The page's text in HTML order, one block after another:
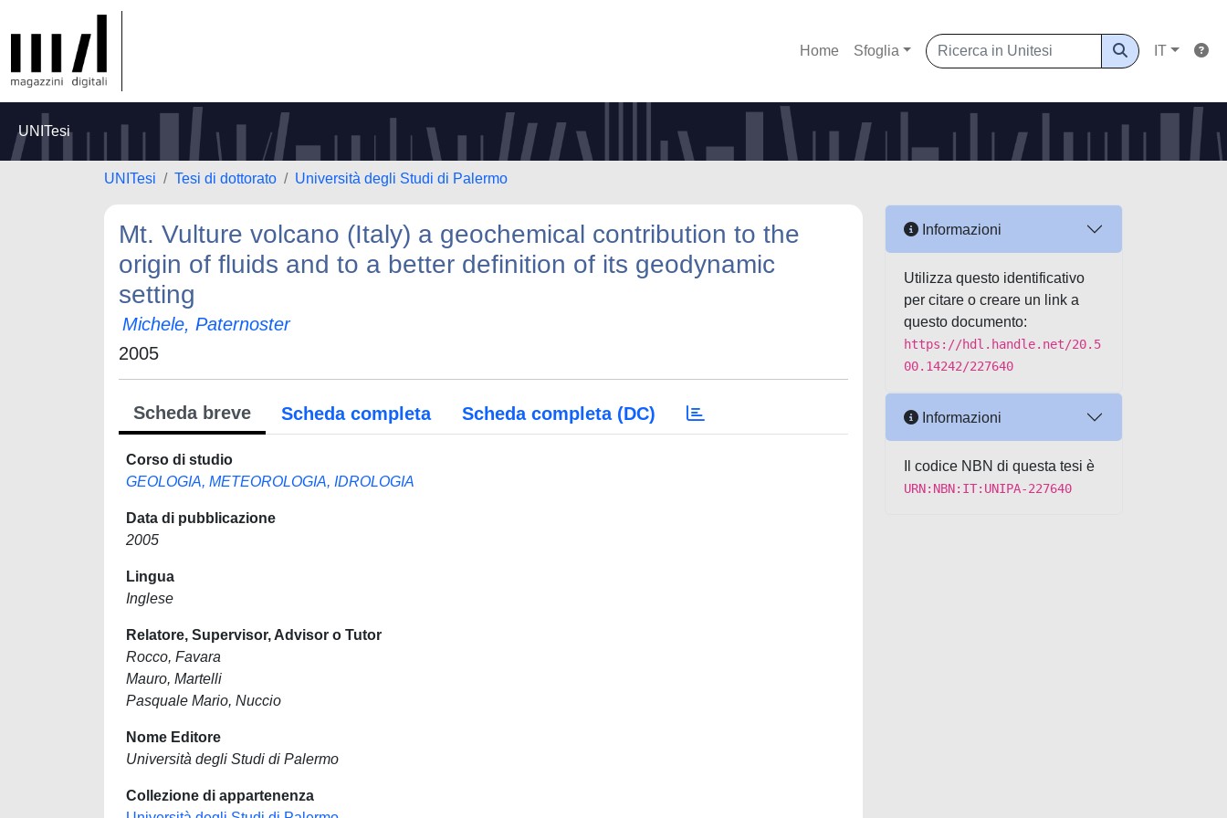
Home Sfoglia IT
UNITesi
UNITesi Tesi di dottorato Università degli Studi di Palermo
Mt. Vulture volcano (Italy) a geochemical contribution to the
origin of fluids and to a better definition of its geodynamic
setting
Michele, Paternoster
2005
Scheda breve Scheda completa Scheda completa (DC)
Corso di studio
GEOLOGIA, METEOROLOGIA, IDROLOGIA
Data di pubblicazione
2005
Lingua
Inglese
Relatore, Supervisor, Advisor o Tutor
Rocco, Favara
Mauro, Martelli
Pasquale Mario, Nuccio
Nome Editore
Università degli Studi di Palermo
Collezione di appartenenza
Informazioni
Utilizza questo identificativo
per citare o creare un link a
questo documento:
https://hdl.handle.net/20.5
00.14242/227640
Informazioni
Il codice NBN di questa tesi è
URN:NBN:IT:UNIPA-227640